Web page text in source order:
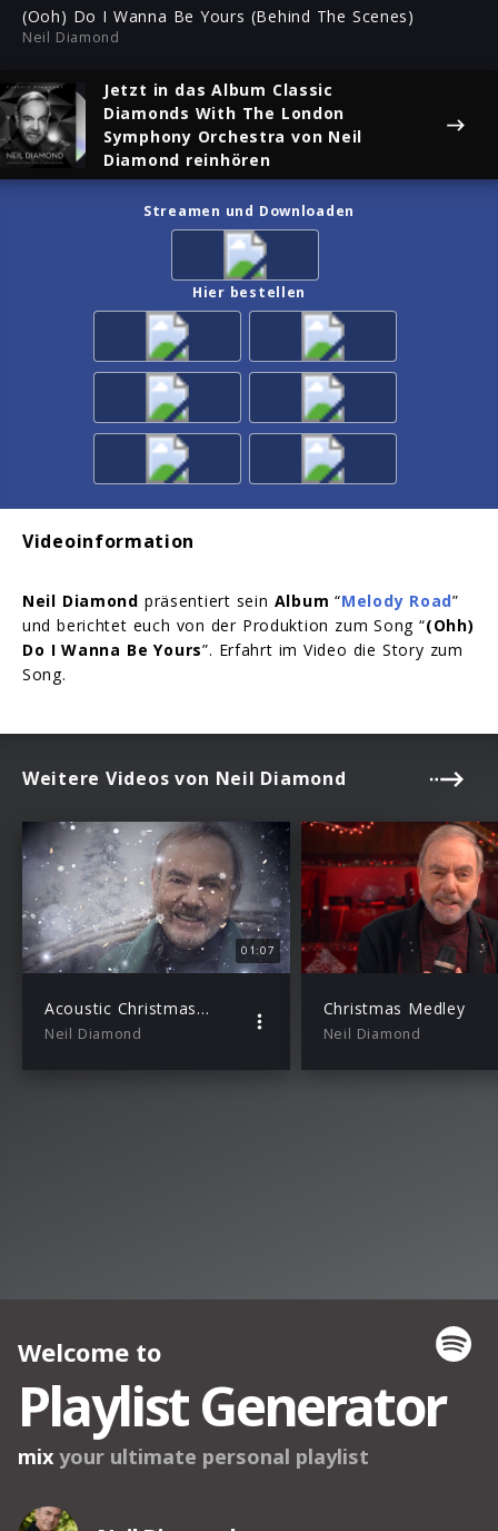
(Ooh) Do I Wanna Be Yours (Behind The Scenes)
Neil Diamond
Jetzt in das Album Classic
Diamonds With The London
Symphony Orchestra von Neil
Diamond reinhören
Streamen und Downloaden
Hier bestellen
Videoinformation
Neil Diamond präsentiert sein Album “Melody Road”
und berichtet euch von der Produktion zum Song “(Ohh)
Do I Wanna Be Yours”. Erfahrt im Video die Story zum
Song.
Weitere Videos von Neil Diamond
01:07
Acoustic Christmas (Trailer)
Neil Diamond
Christmas Medley
Neil Diamond